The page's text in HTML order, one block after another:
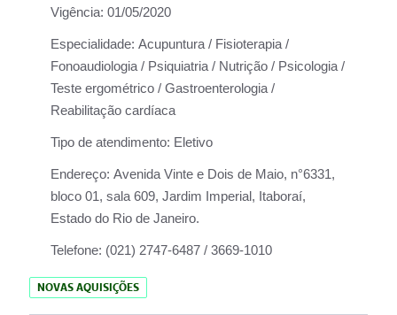
Vigência: 01/05/2020
Especialidade: Acupuntura / Fisioterapia /
Fonoaudiologia / Psiquiatria / Nutrição / Psicologia /
Teste ergométrico / Gastroenterologia /
Reabilitação cardíaca
Tipo de atendimento: Eletivo
Endereço: Avenida Vinte e Dois de Maio, n°6331,
bloco 01, sala 609, Jardim Imperial, Itaboraí,
Estado do Rio de Janeiro.
Telefone: (021) 2747-6487 / 3669-1010
NOVAS AQUISIÇÕES